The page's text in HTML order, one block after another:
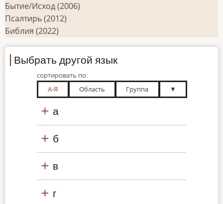
Бытие/Исход (2006)
Псалтирь (2012)
Библия (2022)
Выбрать другой язык
сортировать по:
А-Я
Область Группа ▼
а
б
в
г